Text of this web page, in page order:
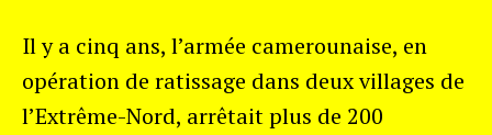
Il y a cinq ans, l’armée camerounaise, en
opération de ratissage dans deux villages de
l’Extrême-Nord, arrêtait plus de 200